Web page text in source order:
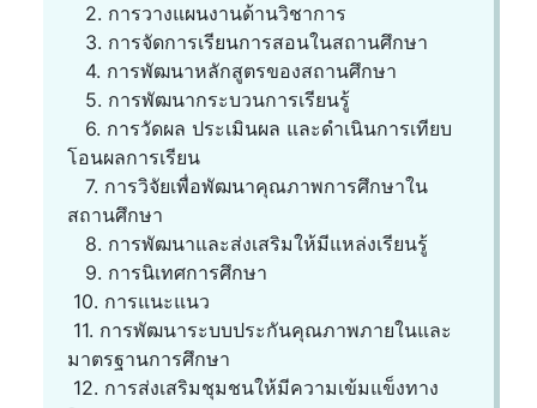
2. การวางแผนงานด้านวิชาการ
3. การจัดการเรียนการสอนในสถานศึกษา
4. การพัฒนาหลักสูตรของสถานศึกษา
5. การพัฒนากระบวนการเรียนรู้
6. การวัดผล ประเมินผล และดำเนินการเทียบ
โอนผลการเรียน
7. การวิจัยเพื่อพัฒนาคุณภาพการศึกษาใน
สถานศึกษา
8. การพัฒนาและส่งเสริมให้มีแหล่งเรียนรู้
9. การนิเทศการศึกษา
10. การแนะแนว
11. การพัฒนาระบบประกันคุณภาพภายในและ
มาตรฐานการศึกษา
12. การส่งเสริมชุมชนให้มีความเข้มแข็งทาง